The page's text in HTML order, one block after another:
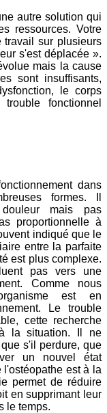
autre solution qui
ressources. Votre
travail sur plusieurs
s'est déplacée ».
mais la cause
sont insuffisants,
le corps
fonctionnel
dans
formes. Il
mais pas
proportionnelle à
indiqué que le
entre la parfaite
est plus complexe.
pas vers une
Comme nous
est en
Le trouble
cette recherche
la situation. Il ne
s'il perdure, que
un nouvel état
est à la
permet de réduire
en supprimant leur
le temps.